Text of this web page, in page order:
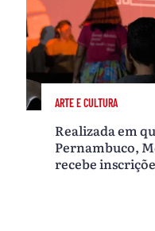
ARTE E CULTURA
Realizada em
Pernambuco,
recebe